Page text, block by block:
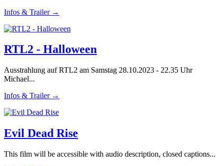
Infos & Trailer →
RTL2 - Halloween
Ausstrahlung auf RTL2 am Samstag 28.10.2023 - 22.35 Uhr
Michael...
Infos & Trailer →
Evil Dead Rise
This film will be accessible with audio description, closed captions...